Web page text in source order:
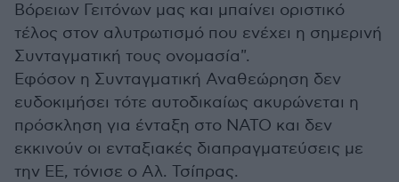
Βόρειων Γειτόνων μας και μπαίνει οριστικό
τέλος στον αλυτρωτισμό που ενέχει η σημερινή
Συνταγματική τους ονομασία".
Εφόσον η Συνταγματική Αναθεώρηση δεν
ευδοκιμήσει τότε αυτοδικαίως ακυρώνεται η
πρόσκληση για ένταξη στο ΝΑΤΟ και δεν
εκκινούν οι ενταξιακές διαπραγματεύσεις με
την ΕΕ, τόνισε ο Αλ. Τσίπρας.